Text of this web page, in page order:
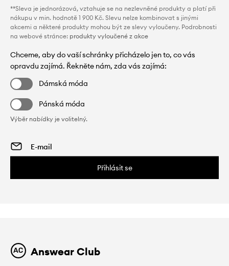
**Sleva je jednorázová, vztahuje se na nezlevněné produkty a platí při
nákupu v min. hodnotě 1 900 Kč. Slevu nelze kombinovat s jinými
akcemi a některé produkty mohou být ze slevy vyloučeny. Podrobnosti
na webové stránce: produkty vyloučené z akce
Chceme, aby do vaší schránky přicházelo jen to, co vás
opravdu zajímá. Řekněte nám, zda vás zajímá:
Dámská móda
Pánská móda
Výběr nabídky je volitelný.
Přihlásit se
Answear Club